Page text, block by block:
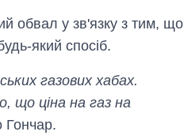
обвал у зв'язку з тим, що
який спосіб.
газових хабах.
що ціна на газ на
Гончар.